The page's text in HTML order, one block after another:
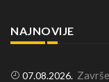
NAJNOVIJE
07.08.2026.